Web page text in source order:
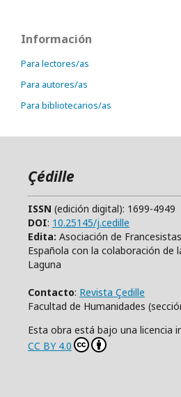
Información
Para lectores/as
Para autores/as
Para bibliotecarios/as
Çédille
ISSN (edición digital): 1699-4949
DOI: 10.25145/j.cedille
Edita: Asociación de
Española con la colaboración de
Laguna
Contacto: Revista Çedille
Facultad de Humanidades
Esta obra está bajo una licencia
CC BY 4.0